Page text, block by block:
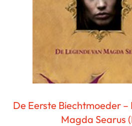
De Eerste Biechtmoeder
Magda Searus